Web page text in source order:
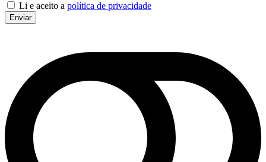
Li e aceito a política de privacidade
Enviar